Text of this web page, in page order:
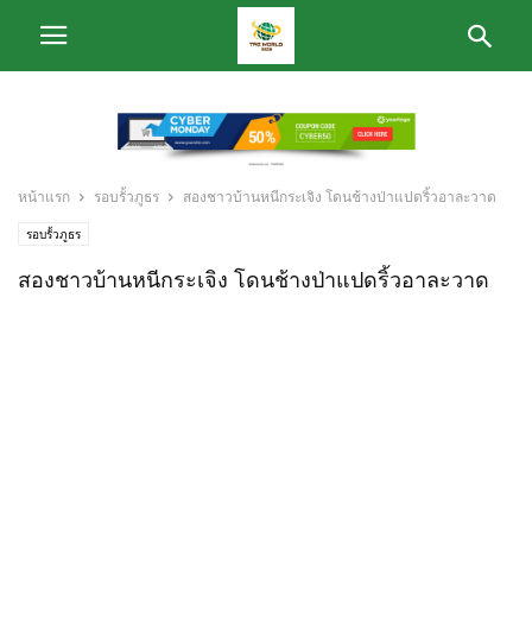
หน้าแรก รอบรั้วภูธร สองชาวบ้านหนีกระเจิง โดนช้างป่าแปดริ้วอาละวาด
รอบรั้วภูธร
สองชาวบ้านหนีกระเจิง โดนช้างป่าแปดริ้วอาละวาด